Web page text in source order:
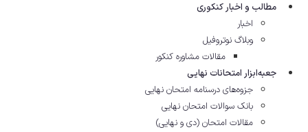
مطالب و اخبار کنکوری
اخبار
وبلاگ نوتروفیل
مقالات مشاوره‌ کنکور
جعبه‌ابزار امتحانات نهایی
جزوه‌های درسنامه امتحان نهایی
بانک سوالات امتحان نهایی
مقالات امتحان (دی و نهایی)